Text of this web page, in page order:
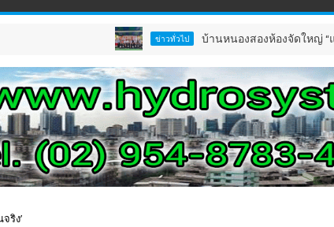
ข่าวทั่วไป บ้านหนองสองห้องจัดใหญ่ “แห่เทียนพร
ริง’